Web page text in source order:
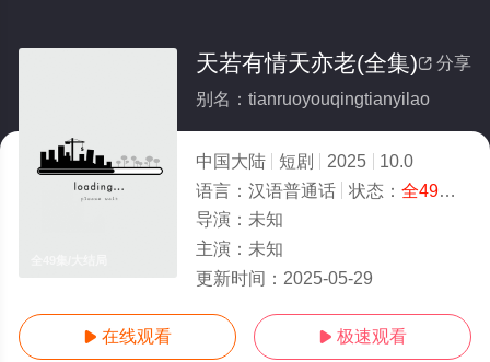
 分享
天若有情天亦老(全集)
别名：tianruoyouqingtianyilao
中国大陆 短剧 2025
10.0
语言： 汉语普通话 状态： 全49集
导演： 未知
主演： 未知
更新时间： 2025-05-29
 在线观看  极速观看